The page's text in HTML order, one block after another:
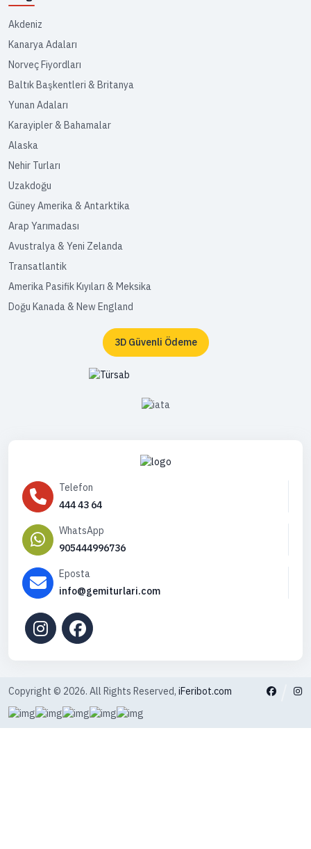
Akdeniz
Kanarya Adaları
Norveç Fiyordları
Baltık Başkentleri & Britanya
Yunan Adaları
Karayipler & Bahamalar
Alaska
Nehir Turları
Uzakdoğu
Güney Amerika & Antarktika
Arap Yarımadası
Avustralya & Yeni Zelanda
Transatlantik
Amerika Pasifik Kıyıları & Meksika
Doğu Kanada & New England
3D Güvenli Ödeme
Telefon
444 43 64
WhatsApp
905444996736
Eposta
info@gemiturlari.com
Copyright © 2026. All Rights Reserved, iFeribot.com